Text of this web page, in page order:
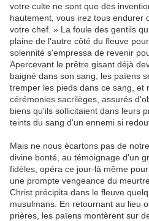
votre culte ne sont que des
hautement, vous irez tous endurer
votre chef. » La foule des gentils
plaine de l'autre côté du fleuve
solennité s'empressa de revenir
Apercevant le prêtre gisant déjà
baigné dans son sang, les païens
tremper les pieds dans ce sang, et
cérémonies sacrilèges, assurés
biens qu'ils sollicitaient dans leurs
teints du sang d'un ennemi si
Mais ne nous écartons pas de
divine bonté, au témoignage d'un
fidèles, opéra ce jour-là même
une prompte vengeance du
Christ précipita dans le fleuve
musulmans. En retournant au lieu
prières, les païens montèrent sur